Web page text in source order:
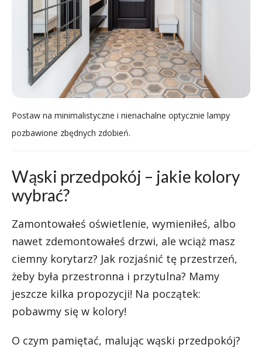
Postaw na minimalistyczne i nienachalne optycznie lampy
pozbawione zbędnych zdobień.
Wąski przedpokój – jakie kolory
wybrać?
Zamontowałeś oświetlenie, wymieniłeś, albo
nawet zdemontowałeś drzwi, ale wciąż masz
ciemny korytarz? Jak rozjaśnić tę przestrzeń,
żeby była przestronna i przytulna? Mamy
jeszcze kilka propozycji! Na początek:
pobawmy się w kolory!
O czym pamiętać, malując wąski przedpokój?